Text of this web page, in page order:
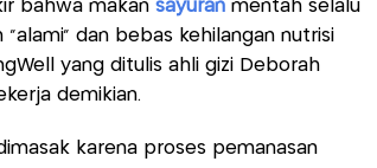
bahwa makan sayuranmentah selalu
dan bebas kehilangan nutrisi
yang ditulis ahli gizi Deborah
demikian.
karena proses pemanasan